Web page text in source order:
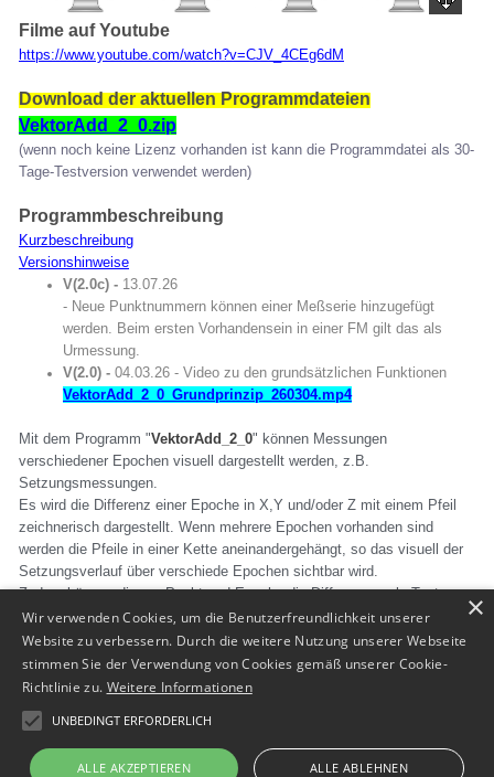
Filme auf Youtube
https://www.youtube.com/watch?v=CJV_4CEg6dM
Download der aktuellen Programmdateien
VektorAdd_2_0.zip
(wenn noch keine Lizenz vorhanden ist kann die Programmdatei als 30-
Tage-Testversion verwendet werden)
Programmbeschreibung
Kurzbeschreibung
Versionshinweise
V(2.0c) - 13.07.26
- Neue Punktnummern können einer Meßserie hinzugefügt
werden. Beim ersten Vorhandensein in einer FM gilt das als
Urmessung.
V(2.0) - 04.03.26 - Video zu den grundsätzlichen Funktionen
VektorAdd_2_0_Grundprinzip_260304.mp4
Mit dem Programm "VektorAdd_2_0" können Messungen
verschiedener Epochen visuell dargestellt werden, z.B.
Setzungsmessungen.
Es wird die Differenz einer Epoche in X,Y und/oder Z mit einem Pfeil
zeichnerisch dargestellt. Wenn mehrere Epochen vorhanden sind
werden die Pfeile in einer Kette aneinandergehängt, so das visuell der
Setzungsverlauf über verschiede Epochen sichtbar wird.
Zudem können die pro Punkt und Epoche die Differenzen als Text
angeschrieben werden. Eine Legende kann erzeugt werden.
Anmerkung: bei diesem Programm ist bereits die "JBf_sic"-Funktion
zum speichern und laden der SIC-Dateien hinterlegt.
Zurück zur Übersicht
×
Wir verwenden Cookies, um die Benutzerfreundlichkeit unserer
Website zu verbessern. Durch die weitere Nutzung unserer Webseite
stimmen Sie der Verwendung von Cookies gemäß unserer Cookie-
Richtlinie zu. Weitere Informationen
UNBEDINGT ERFORDERLICH
ALLE AKZEPTIEREN ALLE ABLEHNEN